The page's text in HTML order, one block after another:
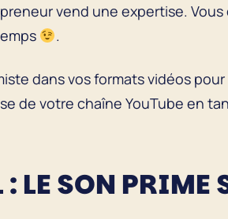
vend une expertise.
.
dans vos formats vidéos
de votre chaîne YouTube en
LE SON PRIME